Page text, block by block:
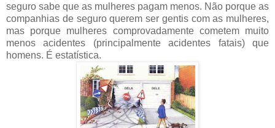
seguro sabe que as mulheres pagam menos. Não porque as
companhias de seguro querem ser gentis com as mulheres,
mas porque mulheres comprovadamente cometem muito
menos acidentes (principalmente acidentes fatais) que
homens. É estatística.